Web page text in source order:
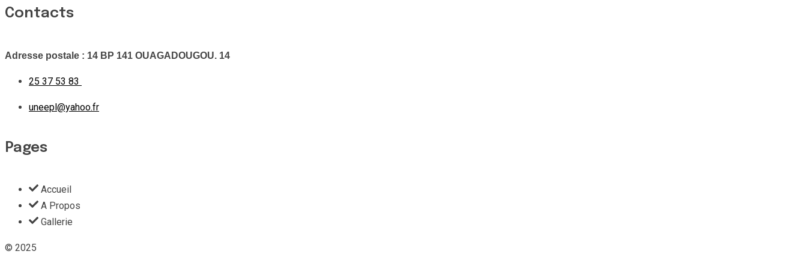
Contacts
Adresse postale : 14 BP 141 OUAGADOUGOU. 14
25 37 53 83
uneepl@yahoo.fr
Pages
Accueil
A Propos
Gallerie
© 2025